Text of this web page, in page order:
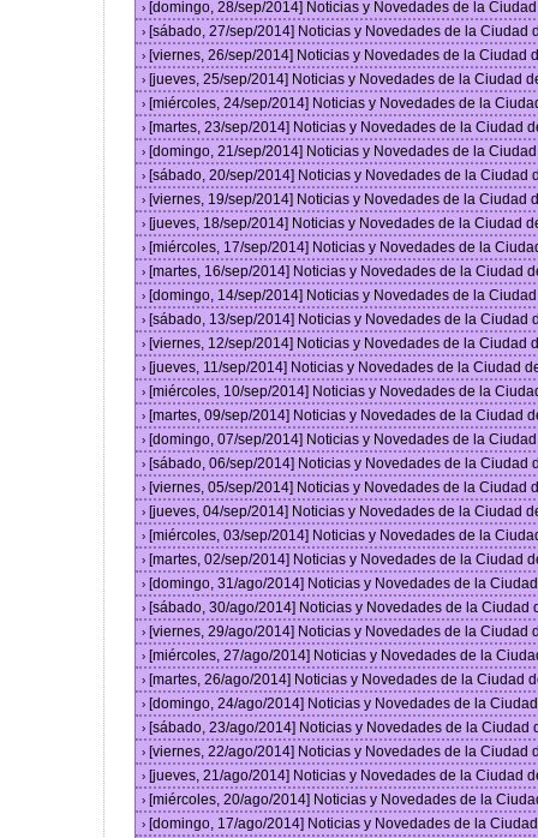
› [domingo, 28/sep/2014] Noticias y Novedades de la
› [sábado, 27/sep/2014] Noticias y Novedades de la Ciudad
› [viernes, 26/sep/2014] Noticias y Novedades de la Ciudad
› [jueves, 25/sep/2014] Noticias y Novedades de la Ciudad
› [miércoles, 24/sep/2014] Noticias y Novedades de la
› [martes, 23/sep/2014] Noticias y Novedades de la Ciudad
› [domingo, 21/sep/2014] Noticias y Novedades de la
› [sábado, 20/sep/2014] Noticias y Novedades de la Ciudad
› [viernes, 19/sep/2014] Noticias y Novedades de la Ciudad
› [jueves, 18/sep/2014] Noticias y Novedades de la Ciudad
› [miércoles, 17/sep/2014] Noticias y Novedades de la
› [martes, 16/sep/2014] Noticias y Novedades de la Ciudad
› [domingo, 14/sep/2014] Noticias y Novedades de la
› [sábado, 13/sep/2014] Noticias y Novedades de la Ciudad
› [viernes, 12/sep/2014] Noticias y Novedades de la Ciudad
› [jueves, 11/sep/2014] Noticias y Novedades de la Ciudad
› [miércoles, 10/sep/2014] Noticias y Novedades de la
› [martes, 09/sep/2014] Noticias y Novedades de la Ciudad
› [domingo, 07/sep/2014] Noticias y Novedades de la
› [sábado, 06/sep/2014] Noticias y Novedades de la Ciudad
› [viernes, 05/sep/2014] Noticias y Novedades de la Ciudad
› [jueves, 04/sep/2014] Noticias y Novedades de la Ciudad
› [miércoles, 03/sep/2014] Noticias y Novedades de la
› [martes, 02/sep/2014] Noticias y Novedades de la Ciudad
› [domingo, 31/ago/2014] Noticias y Novedades de la
› [sábado, 30/ago/2014] Noticias y Novedades de la Ciudad
› [viernes, 29/ago/2014] Noticias y Novedades de la Ciudad
› [miércoles, 27/ago/2014] Noticias y Novedades de la
› [martes, 26/ago/2014] Noticias y Novedades de la Ciudad
› [domingo, 24/ago/2014] Noticias y Novedades de la
› [sábado, 23/ago/2014] Noticias y Novedades de la Ciudad
› [viernes, 22/ago/2014] Noticias y Novedades de la Ciudad
› [jueves, 21/ago/2014] Noticias y Novedades de la Ciudad
› [miércoles, 20/ago/2014] Noticias y Novedades de la
› [domingo, 17/ago/2014] Noticias y Novedades de la